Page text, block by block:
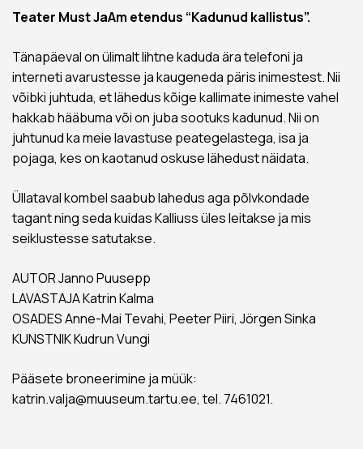
Teater Must JaAm etendus “Kadunud kallistus”.
Tänapäeval on ülimalt lihtne kaduda ära telefoni ja
interneti avarustesse ja kaugeneda päris inimestest. Nii
võibki juhtuda, et lähedus kõige kallimate inimeste vahel
hakkab hääbuma või on juba sootuks kadunud. Nii on
juhtunud ka meie lavastuse peategelastega, isa ja
pojaga, kes on kaotanud oskuse lähedust näidata.
Üllataval kombel saabub lahedus aga põlvkondade
tagant ning seda kuidas Kalliuss üles leitakse ja mis
seiklustesse satutakse.
AUTOR Janno Puusepp
LAVASTAJA Katrin Kalma
OSADES Anne-Mai Tevahi, Peeter Piiri, Jörgen Sinka
KUNSTNIK Kudrun Vungi
Pääsete broneerimine ja müük:
katrin.valja@muuseum.tartu.ee, tel. 7461021.